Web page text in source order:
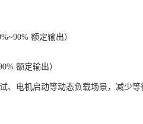
额定输出）
额定输出）
、电机启动等动态负载场景，减少等